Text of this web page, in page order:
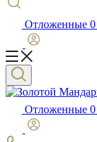
Отложенные 0
Отложенные 0